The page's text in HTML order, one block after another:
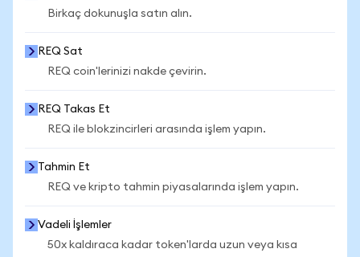
Birkaç dokunuşla satın alın.
REQ Sat
REQ coin'lerinizi nakde çevirin.
REQ Takas Et
REQ ile blokzincirleri arasında işlem yapın.
Tahmin Et
REQ ve kripto tahmin piyasalarında işlem yapın.
Vadeli İşlemler
50x kaldıraca kadar token'larda uzun veya kısa